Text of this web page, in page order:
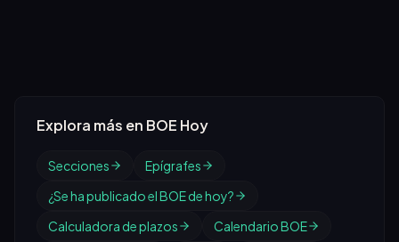
Explora más en BOE Hoy
Secciones
Epígrafes
¿Se ha publicado el BOE de hoy?
Calculadora de plazos
Calendario BOE